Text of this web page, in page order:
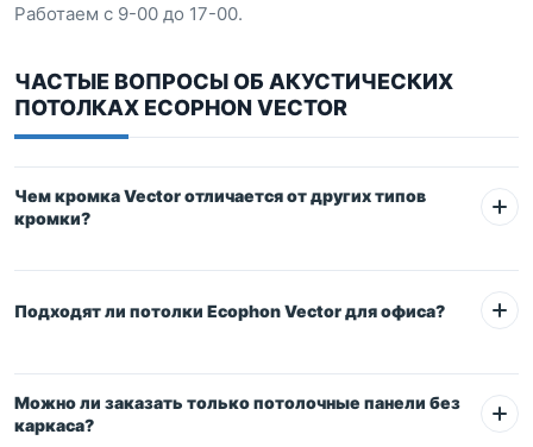
Работаем с 9-00 до 17-00.
ЧАСТЫЕ ВОПРОСЫ ОБ АКУСТИЧЕСКИХ
ПОТОЛКАХ ECOPHON VECTOR
Чем кромка Vector отличается от других типов
кромки?
Подходят ли потолки Ecophon Vector для офиса?
Можно ли заказать только потолочные панели без
каркаса?